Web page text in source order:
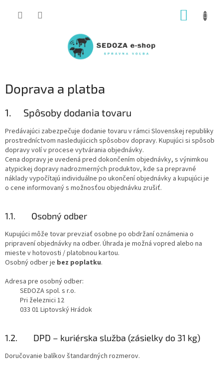
Doprava a platba
1. Spôsoby dodania tovaru
Predávajúci zabezpečuje dodanie tovaru v rámci Slovenskej republiky
prostredníctvom nasledujúcich spôsobov dopravy. Kupujúci si spôsob
dopravy volí v procese vytvárania objednávky.
Cena dopravy je uvedená pred dokončením objednávky, s výnimkou
atypickej dopravy nadrozmerných produktov, kde sa prepravné
náklady vypočítajú individuálne po ukončení objednávky a kupujúci je
o cene informovaný s možnosťou objednávku zrušiť.
1.1. Osobný odber
Kupujúci môže tovar prevziať osobne po obdržaní oznámenia o
pripravení objednávky na odber. Úhrada je možná vopred alebo na
mieste v hotovosti / platobnou kartou.
Osobný odber je bez poplatku.
Adresa pre osobný odber:
SEDOZA spol. s r.o.
Pri železnici 12
033 01 Liptovský Hrádok
1.2. DPD – kuriérska služba (zásielky do 31 kg)
Doručovanie balíkov štandardných rozmerov.